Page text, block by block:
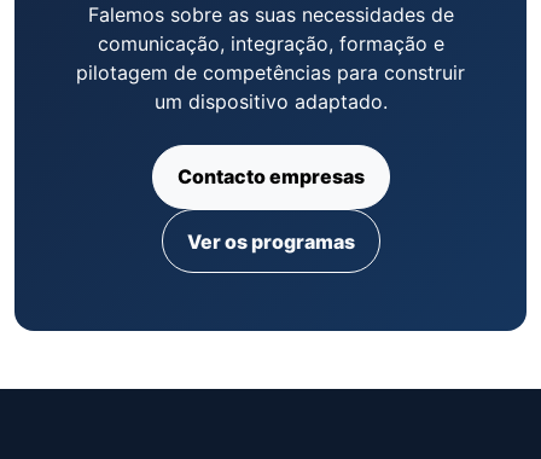
Falemos sobre as suas necessidades de
comunicação, integração, formação e
pilotagem de competências para construir
um dispositivo adaptado.
Contacto empresas
Ver os programas